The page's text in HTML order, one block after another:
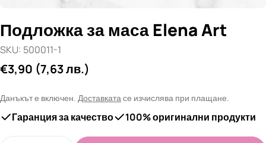
Подложка за маса Elena Art
SKU: 500011-1
Редовна
€3,90 (7,63 лв.)
Данъкът е включен. Доставката се изчислява при плащане.
Гаранция за качество 100% оригинални продукти